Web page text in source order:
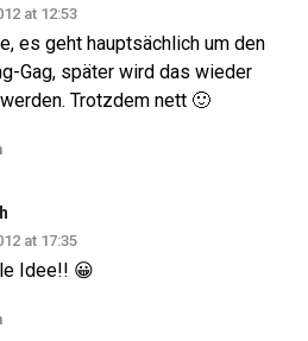
at 12:53
es geht hauptsächlich um den
Gag, später wird das wieder
Trotzdem nett 🙂
at 17:35
Idee!! 😀